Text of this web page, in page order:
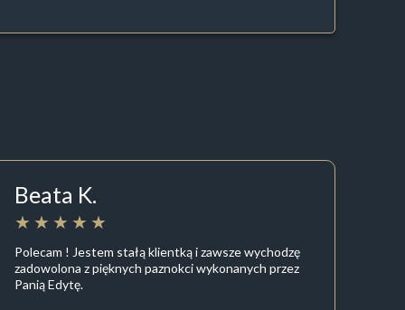
Beata K.
Polecam ! Jestem stałą klientką i zawsze wychodzę
zadowolona z pięknych paznokci wykonanych przez
Panią Edytę.